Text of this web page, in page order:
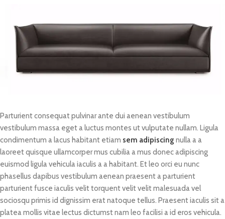
Parturient consequat pulvinar ante dui aenean vestibulum
vestibulum massa eget a luctus montes ut vulputate nullam. Ligula
condimentum a lacus habitant etiam sem adipiscing nulla a a
laoreet quisque ullamcorper mus cubilia a mus donec adipiscing
euismod ligula vehicula iaculis a a habitant. Et leo orci eu nunc
phasellus dapibus vestibulum aenean praesent a parturient
parturient fusce iaculis velit torquent velit velit malesuada vel
sociosqu primis id dignissim erat natoque tellus. Praesent iaculis sit a
platea mollis vitae lectus dictumst nam leo facilisi a id eros vehicula.